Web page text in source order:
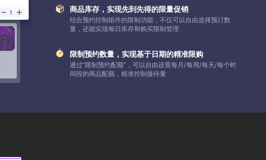
商品库存，实现先到先得的限量促销
结合预约控制组件的限制功能，不仅可以自由选择预订数
量，还能实现每日库存和购买限制管理
限制预约数量，实现基于日期的精准限购
通过“限制预约配额”，可以自由设置每月/每周/每天/每个时
间段的商品配额，精准控制接待量